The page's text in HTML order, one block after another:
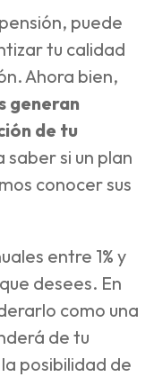
puede
tu calidad
Ahora bien,
generan
de tu
saber si un plan
conocer sus
entre 1% y
desees. En
como una
de tu
posibilidad de